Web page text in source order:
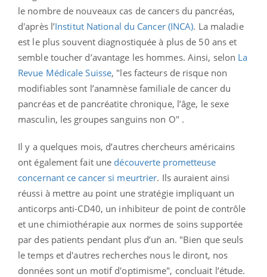
le nombre de nouveaux cas de cancers du pancréas,
d'après l’Institut National du Cancer (INCA). La maladie
est le plus souvent diagnostiquée à plus de 50 ans et
semble toucher d’avantage les hommes. Ainsi, selon La
Revue Médicale Suisse, "les facteurs de risque non
modifiables sont l’anamnèse familiale de cancer du
pancréas et de pancréatite chronique, l’âge, le sexe
masculin, les groupes sanguins non O" .
Il y a quelques mois, d’autres chercheurs américains
ont également fait une découverte prometteuse
concernant ce cancer si meurtrier. Ils auraient ainsi
réussi à mettre au point une stratégie impliquant un
anticorps anti-CD40, un inhibiteur de point de contrôle
et une chimiothérapie aux normes de soins supportée
par des patients pendant plus d’un an. "Bien que seuls
le temps et d'autres recherches nous le diront, nos
données sont un motif d'optimisme", concluait l’étude.